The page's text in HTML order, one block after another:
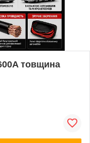
товщина